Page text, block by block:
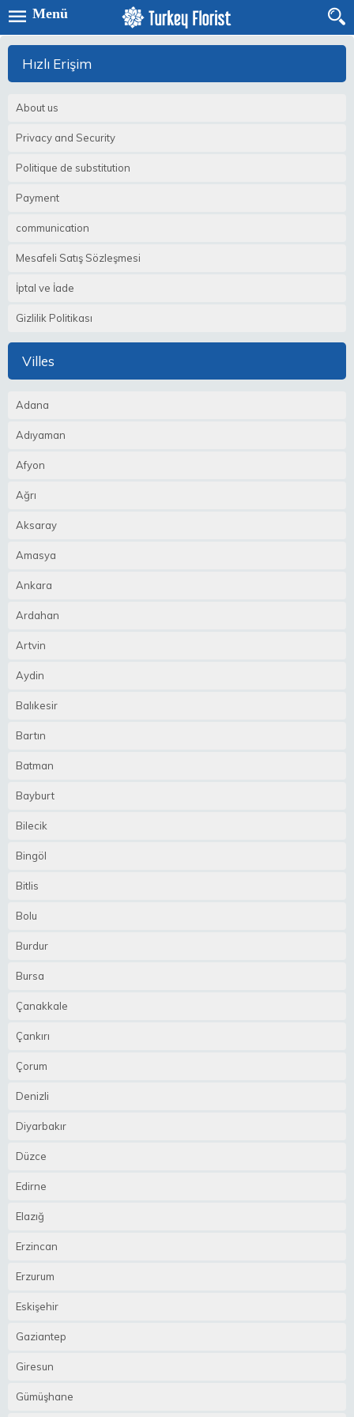
Menü
Hızlı Erişim
About us
Privacy and Security
Politique de substitution
Payment
communication
Mesafeli Satış Sözleşmesi
İptal ve İade
Gizlilik Politikası
Villes
Adana
Adıyaman
Afyon
Ağrı
Aksaray
Amasya
Ankara
Ardahan
Artvin
Aydin
Balıkesir
Bartın
Batman
Bayburt
Bilecik
Bingöl
Bitlis
Bolu
Burdur
Bursa
Çanakkale
Çankırı
Çorum
Denizli
Diyarbakır
Düzce
Edirne
Elazığ
Erzincan
Erzurum
Eskişehir
Gaziantep
Giresun
Gümüşhane